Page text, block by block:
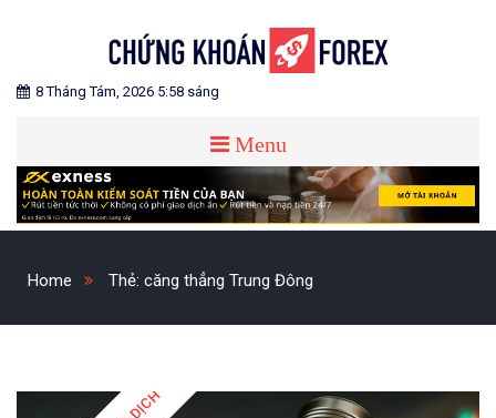
CHỨNG KHOÁN FOREX
Blog chia sẻ về Chứng Khoán và Forex
8 Tháng Tám, 2026 5:58 sáng
Menu
Home Thẻ: căng thẳng Trung Đông